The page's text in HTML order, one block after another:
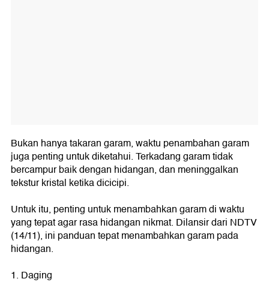
Bukan hanya takaran garam, waktu penambahan garam
juga penting untuk diketahui. Terkadang garam tidak
bercampur baik dengan hidangan, dan meninggalkan
tekstur kristal ketika dicicipi.
Untuk itu, penting untuk menambahkan garam di waktu
yang tepat agar rasa hidangan nikmat. Dilansir dari NDTV
(14/11), ini panduan tepat menambahkan garam pada
hidangan.
1. Daging